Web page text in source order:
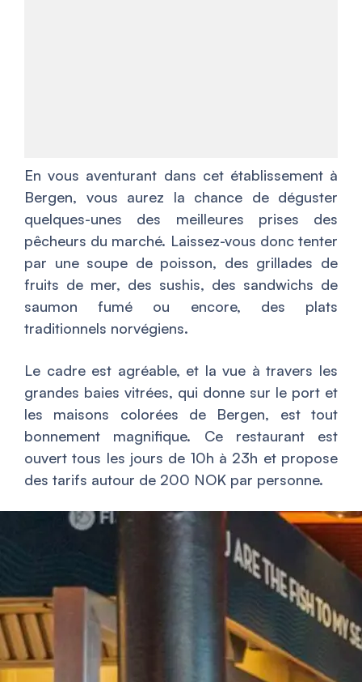
En vous aventurant dans cet établissement à
Bergen, vous aurez la chance de déguster
quelques-unes des meilleures prises des
pêcheurs du marché. Laissez-vous donc tenter
par une soupe de poisson, des grillades de
fruits de mer, des sushis, des sandwichs de
saumon fumé ou encore, des plats
traditionnels norvégiens.
Le cadre est agréable, et la vue à travers les
grandes baies vitrées, qui donne sur le port et
les maisons colorées de Bergen, est tout
bonnement magnifique. Ce restaurant est
ouvert tous les jours de 10h à 23h et propose
des tarifs autour de 200 NOK par personne.